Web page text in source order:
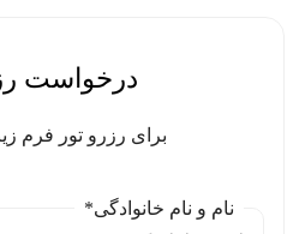
درخواست
برای رزرو تور فرم
نام و نام خانوادگی*